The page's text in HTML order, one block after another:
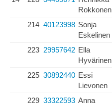
Rokkonen
214 40123998 Sonja
Eskelinen
223 29957642 Ella
Hyvärinen
225 30892440 Essi
Lievonen
229 33322593 Anna